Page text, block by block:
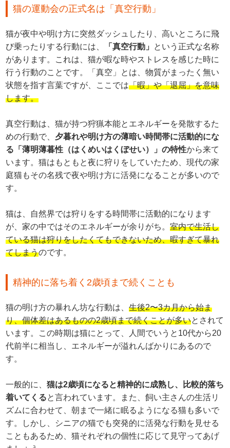
猫の運動会の正式名は「真空行動」
猫が夜中や明け方に突然ダッシュしたり、高いところに飛
び乗ったりする行動には、
「真空行動」
という正式な名称
があります。これは、猫が暇な時やストレスを感じた時に
行う行動のことです。「真空」とは、物質がまったく無い
状態を指す言葉ですが、ここでは「暇」や「退屈」を意味
します。
真空行動は、猫が持つ狩猟本能とエネルギーを発散するた
めの行動で、 夕暮れや明け方の薄暗い時間帯に活動的にな
る「薄明薄暮性（はくめいはくぼせい）」の特性から来て
います。猫はもともと夜に狩りをしていたため、現代の家
庭猫もその名残で夜や明け方に活発になることが多いので
す。
猫は、自然界では狩りをする時間帯に活動的になります
が、家の中ではそのエネルギーが余りがち。室内で生活し
ている猫は狩りをしたくてもできないため、暇すぎて暴れ
てしまうのです。
精神的に落ち着く2歳頃まで続くことも
猫の明け方の暴れん坊な行動は、生後2〜3カ月から始ま
り、個体差はあるものの2歳頃まで続くことが多いとされて
います。この時期は猫にとって、人間でいうと10代から20
代前半に相当し、エネルギーが溢れんばかりにあるので
す。
一般的に、猫は2歳頃になると精神的に成熟し、比較的落ち
着いてくると言われています。また、飼い主さんの生活リ
ズムに合わせて、朝まで一緒に眠るようになる猫も多いで
す。しかし、シニアの猫でも突発的に活発な行動を見せる
こともあるため、猫それぞれの個性に応じて見守ってあげ